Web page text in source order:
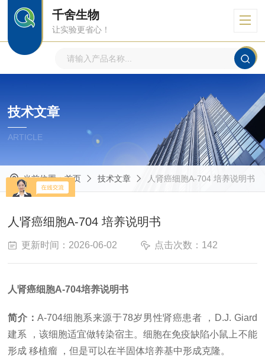
千舍生物
让实验更省心！
技术文章
ARTICLE
当前位置：首页 技术文章 人肾癌细胞A-704 培养说明书
人肾癌细胞A-704 培养说明书
更新时间：2026-06-02 点击次数：142
人肾癌细胞A-704培养说明书
简介：A-704细胞系来源于78岁男性肾癌患者 ，D.J. Giard
建系 ，该细胞适宜做转染宿主。细胞在免疫缺陷小鼠上不能
形成 移植瘤 ，但是可以在半固体培养基中形成克隆。